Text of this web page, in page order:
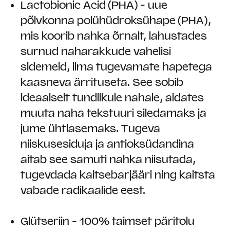
Lactobionic Acid (PHA) - uue
põlvkonna polühüdroksühape (PHA),
mis koorib nahka õrnalt, lahustades
surnud naharakkude vahelisi
sidemeid, ilma tugevamate hapetega
kaasneva ärrituseta. See sobib
ideaalselt tundlikule nahale, aidates
muuta naha tekstuuri siledamaks ja
jume ühtlasemaks. Tugeva
niiskusesiduja ja antioksüdandina
aitab see samuti nahka niisutada,
tugevdada kaitsebarjääri ning kaitsta
vabade radikaalide eest.
Glütseriin - 100% taimset päritolu